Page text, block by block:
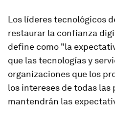
Los líderes tecnológicos
restaurar la confianza
define como "la
que las tecnologías y
organizaciones que los
los intereses de todas las
mantendrán las